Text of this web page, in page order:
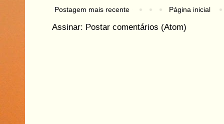
Postagem mais recente Página inicial
Assinar: Postar comentários (Atom)